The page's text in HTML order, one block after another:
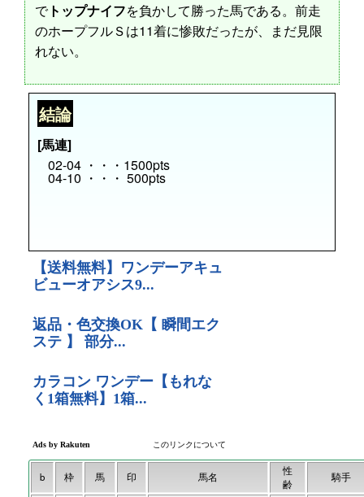
でトップナイフを負かして勝った馬である。前走
のホープフルＳは11着に惨敗だったが、まだ見限
れない。
結論
[馬連]
02-04 ・・・1500pts
04-10 ・・・ 500pts
b 枠 馬 印 馬名
性
齢
騎手